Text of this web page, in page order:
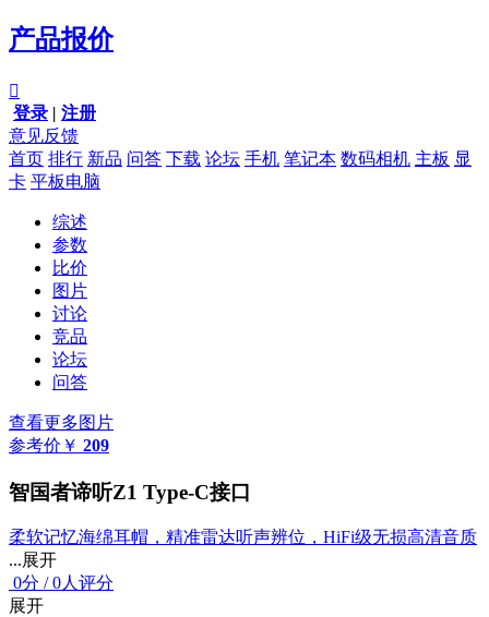
产品报价

登录 | 注册
意见反馈
首页 排行 新品 问答 下载 论坛 手机 笔记本 数码相机 主板 显
卡 平板电脑
综述
参数
比价
图片
讨论
竞品
论坛
问答
查看更多图片
参考价 ￥ 209
智国者谛听Z1 Type-C接口
柔软记忆海绵耳帽，精准雷达听声辨位，HiFi级无损高清音质
...展开
0分 /0人评分
展开